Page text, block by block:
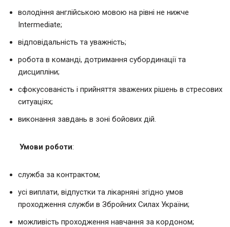
володіння англійською мовою на рівні не нижче
Intermediate;
відповідальність та уважність;
робота в команді, дотримання субординації та
дисципліни;
сфокусованість і прийняття зважених рішень в стресових
ситуаціях;
виконання завдань в зоні бойових дій.
Умови роботи:
служба за контрактом;
усі виплати, відпустки та лікарняні згідно умов
проходження служби в Збройних Силах України;
можливість проходження навчання за кордоном;